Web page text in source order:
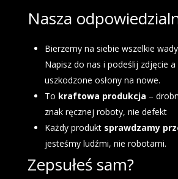
Nasza
Bierzemy na siebie wszelkie
Napisz do nas i podeślij zdjęcie
uszkodzone osłony na nowe.
To kraftowa produkcja –
znak ręcznej roboty, nie defekt
Każdy produkt sprawdzamy
jesteśmy ludźmi, nie robotami.
Zepsułeś sam?